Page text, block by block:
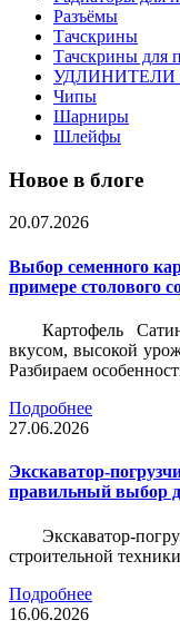
Разъёмы
Тачскрины
Тачскрины для
УДЛИНИТЕЛИ
Чипы
Шарниры
Шлейфы
Новое в блоге
20.07.2026
Выбор семенного
примере столового
Картофель
вкусом, высокой
Разбираем
Подробнее
27.06.2026
Экскаватор-
правильный выбор
Экскаватор-
строительной техники
Подробнее
16.06.2026